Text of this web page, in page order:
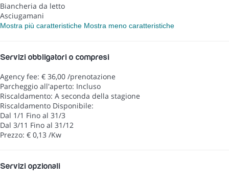
Biancheria da letto
Asciugamani
Mostra più caratteristiche Mostra meno caratteristiche
Servizi obbligatori o compresi
Agency fee: € 36,00 /prenotazione
Parcheggio all'aperto: Incluso
Riscaldamento: A seconda della stagione
Riscaldamento Disponibile:
Dal 1/1 Fino al 31/3
Dal 3/11 Fino al 31/12
Prezzo: € 0,13 /Kw
Servizi opzionali